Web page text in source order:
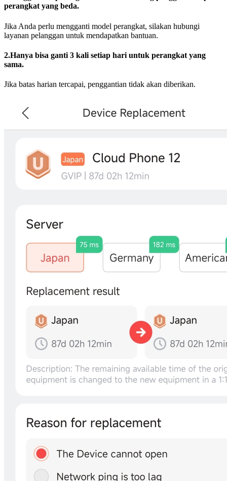
perangkat yang beda.
Jika Anda perlu mengganti model perangkat, silakan hubungi
layanan pelanggan untuk mendapatkan bantuan.
2.Hanya bisa ganti 3 kali setiap hari untuk perangkat yang
sama.
Jika batas harian tercapai, penggantian tidak akan diberikan.